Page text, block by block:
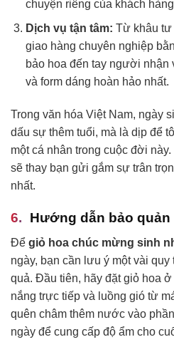
chuyện riêng của khách
Dịch vụ tận tâm: Từ khâu tư
giao hàng chuyên nghiệp
bảo hoa đến tay người
và form dáng hoàn hảo nhất.
Trong văn hóa Việt Nam, ngày
dấu sự thêm tuổi, mà là dịp để
một cá nhân trong cuộc đời này.
sẽ thay bạn gửi gắm sự trân
nhất.
Hướng dẫn bảo
Để giỏ hoa chúc mừng sinh
ngày, bạn cần lưu ý một vài
quả. Đầu tiên, hãy đặt giỏ hoa
nắng trực tiếp và luồng gió từ
quên châm thêm nước vào
ngày để cung cấp độ ẩm cho